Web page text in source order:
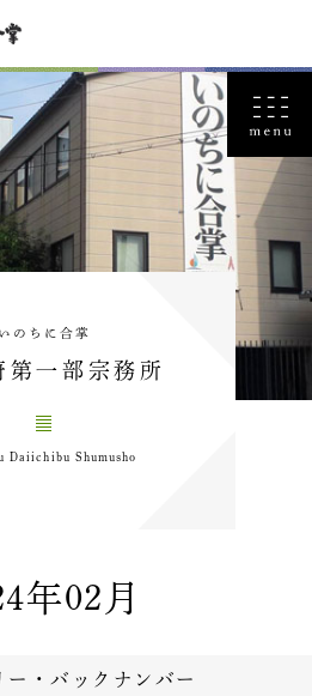
いのちに合掌
第一部宗務所
Daiichibu Shumusho
年02月
ー・バックナンバー